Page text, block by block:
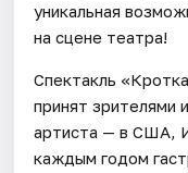
уникальная
на сцене театра!
Спектакль
принят зрителями
артиста — в США,
каждым годом